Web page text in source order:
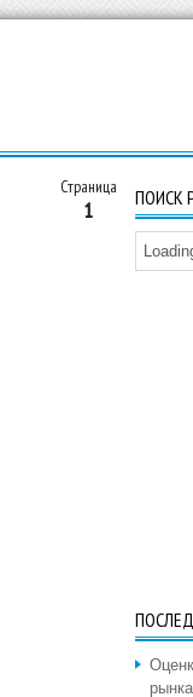
Страница
1 ПОИСК
рынка